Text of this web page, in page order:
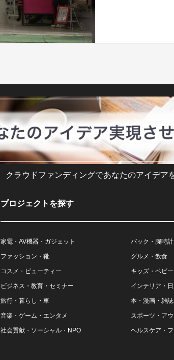
クラウドファンディングであなたのアイデア
プロジェクトを探す
家電・AV機器・ガジェット バック・腕時
ファッション・靴 グルメ・飲食
コスメ・ビューティー キッズ・ベビ
ビジネス・教育・セミナー インテリア・
旅行・暮らし・車 本・漫画・雑誌
音楽・ゲーム・エンタメ スポーツ・ア
社会貢献・ソーシャル・NPO ヘルスケア・